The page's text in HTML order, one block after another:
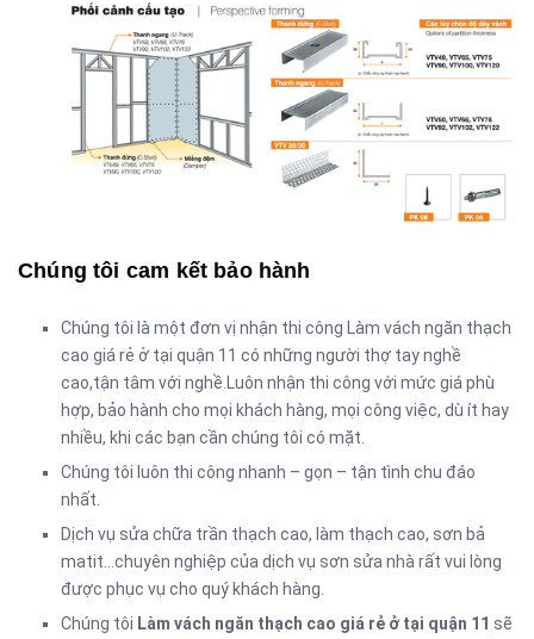
Chúng tôi cam kết bảo hành
Chúng tôi là một đơn vị nhận thi công Làm vách ngăn thạch
cao giá rẻ ở tại quận 11 có những người thợ tay nghề
cao,tận tâm với nghề.Luôn nhận thi công với mức giá phù
hợp, bảo hành cho mọi khách hàng, mọi công việc, dù ít hay
nhiều, khi các bạn cần chúng tôi có mặt.
Chúng tôi luôn thi công nhanh – gọn – tận tình chu đáo
nhất.
Dịch vụ sửa chữa trần thạch cao, làm thạch cao, sơn bả
matit…chuyên nghiệp của dịch vụ sơn sửa nhà rất vui lòng
được phục vụ cho quý khách hàng.
Chúng tôi Làm vách ngăn thạch cao giá rẻ ở tại quận 11 sẽ